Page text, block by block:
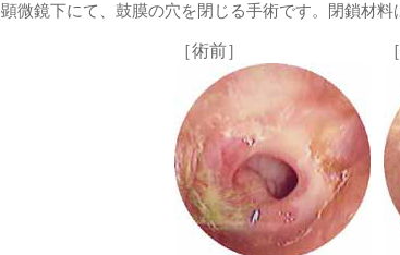
顕微鏡下にて、鼓膜の穴を閉じる手術です。閉鎖材
［術前］